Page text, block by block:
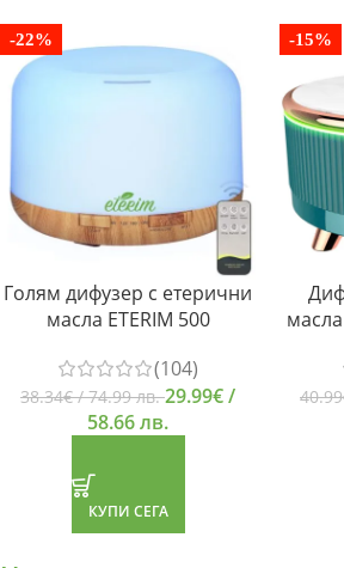
-22%
Голям дифузер с етерични
масла ETERIM 500
(104)
38.34€/ 74.99 лв.29.99€/
58.66 лв.
КУПИ СЕГА
-15%
40.99